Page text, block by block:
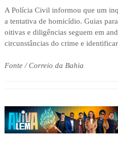
A Polícia Civil informou que um
a tentativa de homicídio. Guias
oitivas e diligências seguem em
circunstâncias do crime e
Fonte / Correio da Bahia